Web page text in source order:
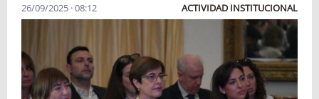
ACTIVIDAD INSTITUCIONAL
26/09/2025 · 08:12